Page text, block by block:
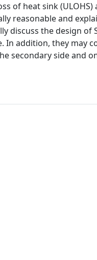
of heat sink
reasonable and
the design of
addition, they may
secondary side and